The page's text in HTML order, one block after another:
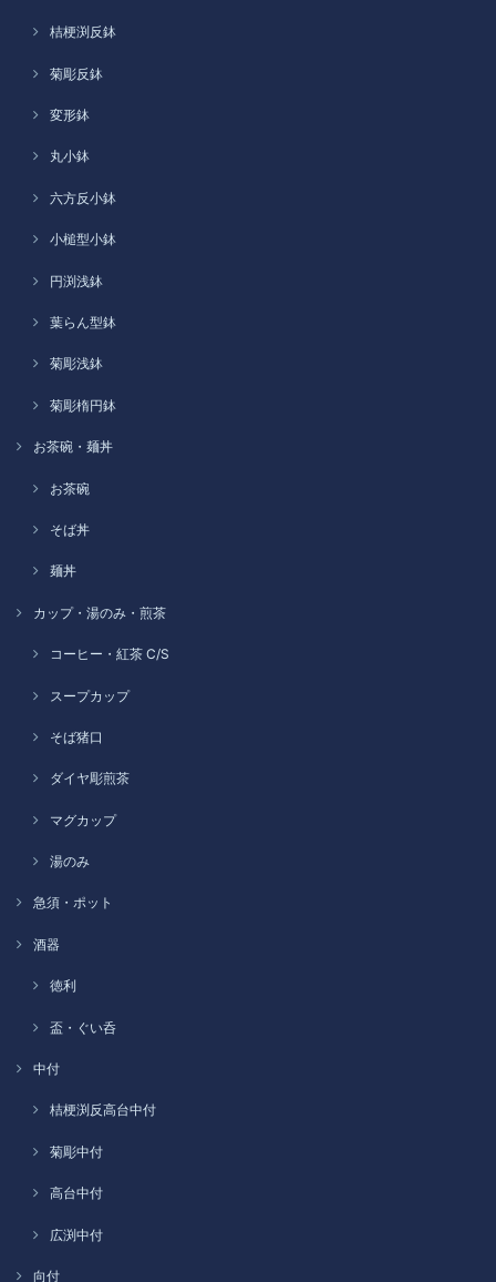
桔梗渕反鉢
菊彫反鉢
変形鉢
丸小鉢
六方反小鉢
小槌型小鉢
円渕浅鉢
葉らん型鉢
菊彫浅鉢
菊彫楕円鉢
お茶碗・麺丼
お茶碗
そば丼
麺丼
カップ・湯のみ・煎茶
コーヒー・紅茶 C/S
スープカップ
そば猪口
ダイヤ彫煎茶
マグカップ
湯のみ
急須・ポット
酒器
徳利
盃・ぐい呑
中付
桔梗渕反高台中付
菊彫中付
高台中付
広渕中付
向付